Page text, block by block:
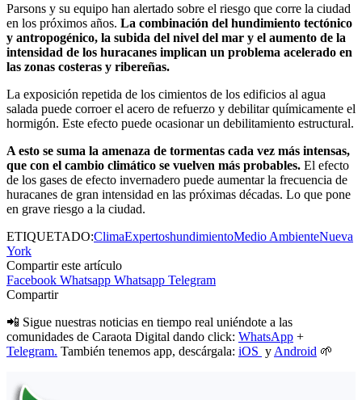
Parsons y su equipo han alertado sobre el riesgo que corre la ciudad
en los próximos años. La combinación del hundimiento tectónico
y antropogénico, la subida del nivel del mar y el aumento de la
intensidad de los huracanes implican un problema acelerado en
las zonas costeras y ribereñas.
La exposición repetida de los cimientos de los edificios al agua
salada puede corroer el acero de refuerzo y debilitar químicamente el
hormigón. Este efecto puede ocasionar un debilitamiento estructural.
A esto se suma la amenaza de tormentas cada vez más intensas,
que con el cambio climático se vuelven más probables. El efecto
de los gases de efecto invernadero puede aumentar la frecuencia de
huracanes de gran intensidad en las próximas décadas. Lo que pone
en grave riesgo a la ciudad.
ETIQUETADO:ClimaExpertoshundimientoMedio AmbienteNueva
York
Compartir este artículo
Facebook Whatsapp Whatsapp Telegram
Compartir
📲 Sigue nuestras noticias en tiempo real uniéndote a las
comunidades de Caraota Digital dando click: WhatsApp +
Telegram. También tenemos app, descárgala: iOS y Android 🌱